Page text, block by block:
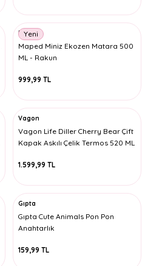
Yeni
Maped
Maped Miniz Ekozen Matara 500
ML - Rakun
999,99 TL
Vagon
Vagon Life Diller Cherry Bear Çift
Kapak Askılı Çelik Termos 520 ML
1.599,99 TL
Gıpta
Gıpta Cute Animals Pon Pon
Anahtarlık
159,99 TL